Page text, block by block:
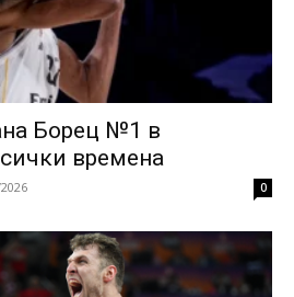
Борец №1 в
времена
0